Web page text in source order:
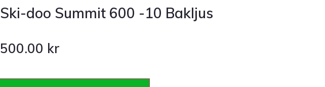
Ski-doo Summit 600 -10 Bakljus
500.00 kr